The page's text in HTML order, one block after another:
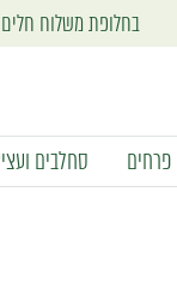
בחלופת משלוח חלים דמי משלוח מינימליים בסך 30 ₪
פרחים סחלבים